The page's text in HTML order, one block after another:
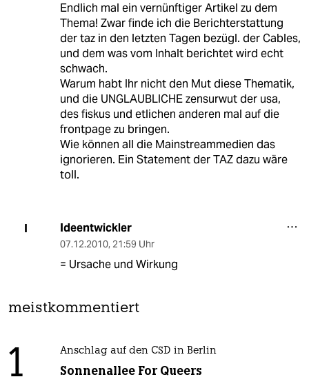
Endlich mal ein vernünftiger Artikel zu dem
Thema! Zwar finde ich die Berichterstattung
der taz in den letzten Tagen bezügl. der Cables,
und dem was vom Inhalt berichtet wird echt
schwach.
Warum habt Ihr nicht den Mut diese Thematik,
und die UNGLAUBLICHE zensurwut der usa,
des fiskus und etlichen anderen mal auf die
frontpage zu bringen.
Wie können all die Mainstreammedien das
ignorieren. Ein Statement der TAZ dazu wäre
toll.
I Ideentwickler
07.12.2010, 21:59 Uhr
= Ursache und Wirkung
meistkommentiert
1 Anschlag auf den CSD in Berlin
Sonnenallee For Queers